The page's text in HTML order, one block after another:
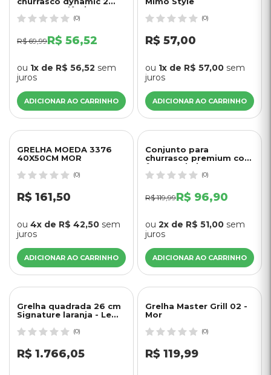
peças com lâminas em
aço inox e cabos de
(0)
R$ 69,99R$ 56,52
ou 1x de R$ 56,52 sem
juros
ADICIONAR AO CARRINHO
(0)
R$ 57,00
ou 1x de R$ 57,00 sem
juros
ADICIONAR AO CARRINHO
GRELHA MOEDA 3376
40X50CM MOR
(0)
R$ 161,50
ou 4x de R$ 42,50 sem
juros
ADICIONAR AO CARRINHO
15% OFF
Conjunto para
churrasco premium com
facas e chaira 3 peças -
Tramontina
(0)
R$ 119,99R$ 96,90
ou 2x de R$ 51,00 sem
juros
ADICIONAR AO CARRINHO
Grelha quadrada 26 cm
Signature laranja - Le
(0)
R$ 1.766,05
Grelha Master Grill 02 -
Mor
(0)
R$ 119,99